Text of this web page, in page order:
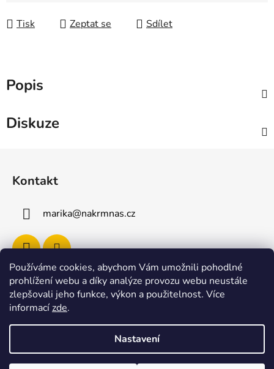
Používáme cookies, abychom Vám umožnili pohodlné
prohlížení webu a díky analýze provozu webu neustále
zlepšovali jeho funkce, výkon a použitelnost. Více
informacízde.
Nastavení
Tisk Zeptat se Sdílet
Popis
Diskuze
Kontakt
marika@nakrmnas.cz
Facebook